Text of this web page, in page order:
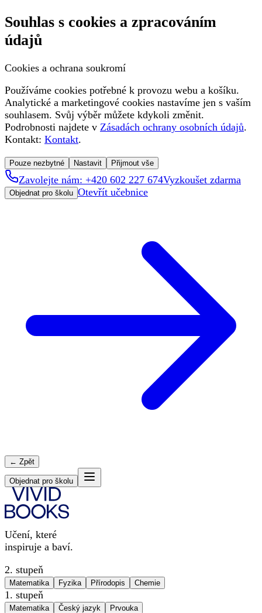
Souhlas s cookies a zpracováním
údajů
Cookies a ochrana soukromí
Používáme cookies potřebné k provozu webu a košíku.
Analytické a marketingové cookies nastavíme jen s vaším
souhlasem. Svůj výběr můžete kdykoli změnit.
Podrobnosti najdete v Zásadách ochrany osobních údajů.
Kontakt: Kontakt.
Pouze nezbytné Nastavit Přijmout vše
Zavolejte nám: +420 602 227 674Vyzkoušet zdarma
Objednat pro školu Otevřít učebnice
← Zpět
Objednat pro školu
Učení, které
inspiruje a baví.
2. stupeň
Matematika Fyzika Přírodopis Chemie
1. stupeň
Matematika Český jazyk
Prvouka